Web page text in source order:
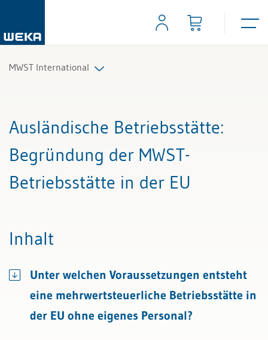
MWST International
Alle Fachexperten
Ausländische Betriebsstätte:
Begründung der MWST-
Betriebsstätte in der EU
Inhalt
Unter welchen Voraussetzungen entsteht
eine mehrwertsteuerliche Betriebsstätte in
der EU ohne eigenes Personal?